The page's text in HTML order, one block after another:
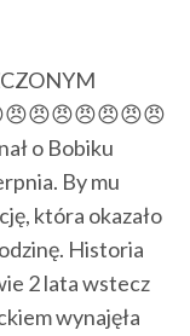
o Bobiku
By mu
która okazało
Historia
2 lata wstecz
wynajęła